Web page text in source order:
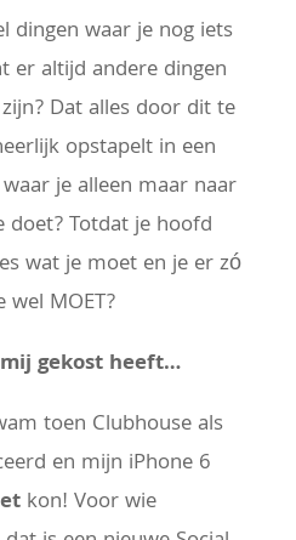
dingen waar je nog iets
er altijd andere dingen
Dat alles door dit te
opstapelt in een
je alleen maar naar
Totdat je hoofd
wat je moet en je er zó
MOET?
gekost heeft…
toen Clubhouse als
en mijn iPhone 6
kon! Voor wie